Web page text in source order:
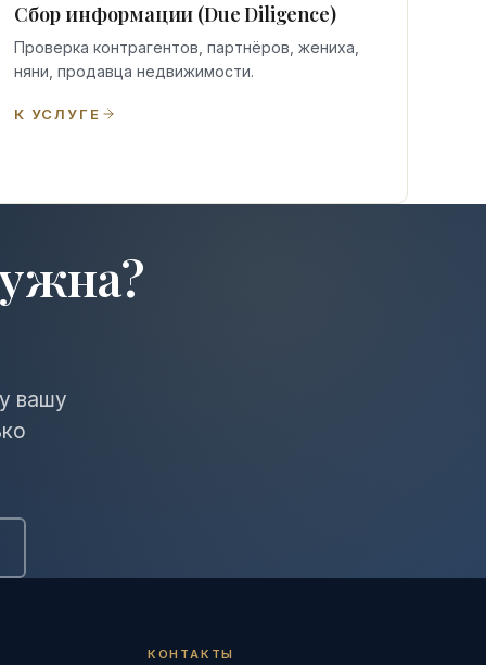
Сбор информации (Due Diligence)
Проверка контрагентов, партнёров, жениха,
няни, продавца недвижимости.
К УСЛУГЕ
вашу
КОНТАКТЫ